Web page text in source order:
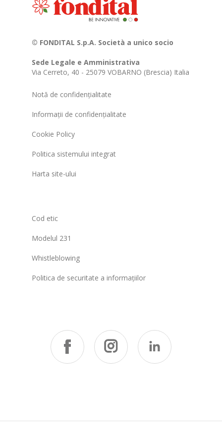
© FONDITAL S.p.A. Società a unico socio
Sede Legale e Amministrativa
Via Cerreto, 40 - 25079 VOBARNO (Brescia) Italia
Notă de confidențialitate
Informații de confidențialitate
Cookie Policy
Politica sistemului integrat
Harta site-ului
Cod etic
Modelul 231
Whistleblowing
Politica de securitate a informațiilor